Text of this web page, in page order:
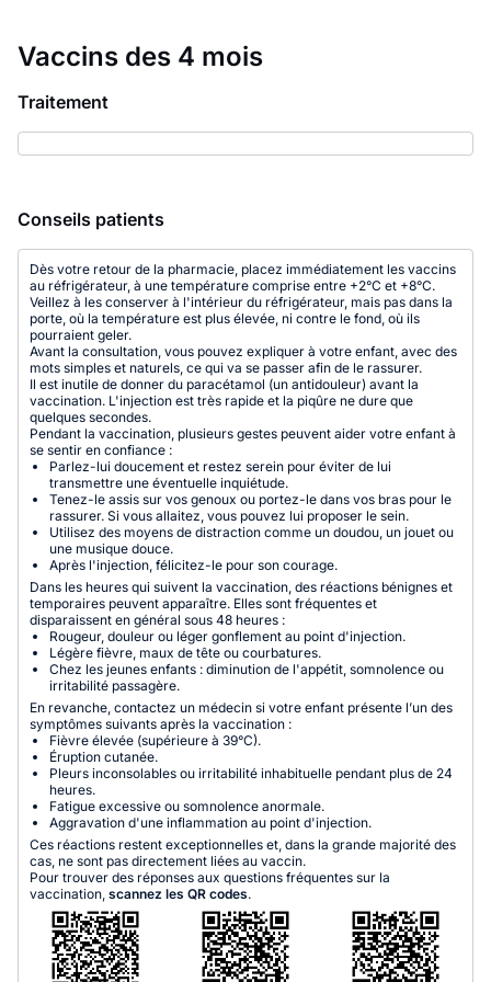
Vaccins des 4 mois
Traitement
Conseils patients
Dès votre retour de la pharmacie, placez immédiatement les vaccins
au réfrigérateur, à une température comprise entre +2°C et +8°C.
Veillez à les conserver à l'intérieur du réfrigérateur, mais pas dans la
porte, où la température est plus élevée, ni contre le fond, où ils
pourraient geler.
Avant la consultation, vous pouvez expliquer à votre enfant, avec des
mots simples et naturels, ce qui va se passer afin de le rassurer.
Il est inutile de donner du paracétamol (un antidouleur) avant la
vaccination. L'injection est très rapide et la piqûre ne dure que
quelques secondes.
Pendant la vaccination, plusieurs gestes peuvent aider votre enfant à
se sentir en confiance :
Parlez-lui doucement et restez serein pour éviter de lui
transmettre une éventuelle inquiétude.
Tenez-le assis sur vos genoux ou portez-le dans vos bras pour le
rassurer. Si vous allaitez, vous pouvez lui proposer le sein.
Utilisez des moyens de distraction comme un doudou, un jouet ou
une musique douce.
Après l'injection, félicitez-le pour son courage.
Dans les heures qui suivent la vaccination, des réactions bénignes et
temporaires peuvent apparaître. Elles sont fréquentes et
disparaissent en général sous 48 heures :
Rougeur, douleur ou léger gonflement au point d'injection.
Légère fièvre, maux de tête ou courbatures.
Chez les jeunes enfants : diminution de l'appétit, somnolence ou
irritabilité passagère.
En revanche, contactez un médecin si votre enfant présente l’un des
symptômes suivants après la vaccination :
Fièvre élevée (supérieure à 39°C).
Éruption cutanée.
Pleurs inconsolables ou irritabilité inhabituelle pendant plus de 24
heures.
Fatigue excessive ou somnolence anormale.
Aggravation d'une inflammation au point d'injection.
Ces réactions restent exceptionnelles et, dans la grande majorité des
cas, ne sont pas directement liées au vaccin.
Pour trouver des réponses aux questions fréquentes sur la
vaccination, scannez les QR codes.